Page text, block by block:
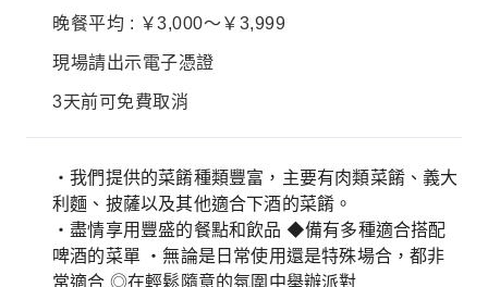
晚餐平均 : ￥3,000～￥3,999
現場請出示電子憑證
3天前可免費取消
・我們提供的菜餚種類豐富，主要有肉類菜餚、義大
利麵、披薩以及其他適合下酒的菜餚。
・盡情享用豐盛的餐點和飲品 ◆備有多種適合搭配
啤酒的菜單 ・無論是日常使用還是特殊場合，都非
常適合 ◎在輕鬆隨意的氛圍中舉辦派對